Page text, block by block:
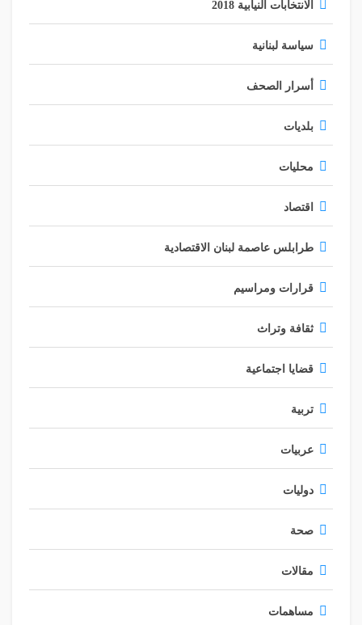
الانتخابات النيابية 2018
سياسة لبنانية
أسرار الصحف
بلديات
محليات
اقتصاد
طرابلس عاصمة لبنان الاقتصادية
قرارات ومراسيم
ثقافة وتراث
قضايا اجتماعية
تربية
عربيات
دوليات
صحة
مقالات
مساهمات